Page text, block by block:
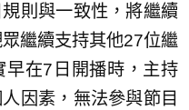
則與一致性，將繼續
繼續支持其他27位繼
早在7日開播時，主持
因素，無法參與節目